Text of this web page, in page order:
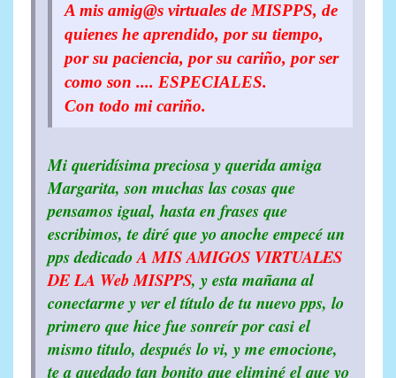
A mis amig@s virtuales de MISPPS, de
quienes he aprendido, por su tiempo,
por su paciencia, por su cariño, por ser
como son .... ESPECIALES.
Con todo mi cariño.
Mi queridísima preciosa y querida amiga
Margarita, son muchas las cosas que
pensamos igual, hasta en frases que
escribimos, te diré que yo anoche empecé un
pps dedicadoA MIS AMIGOS VIRTUALES
DELA WebMISPPS, y esta mañana al
conectarme y ver el título de tu nuevo pps, lo
primero que hice fue sonreír por casi el
mismo titulo, después lo vi, y me emocione,
te a quedado tan bonito que eliminé el que yo